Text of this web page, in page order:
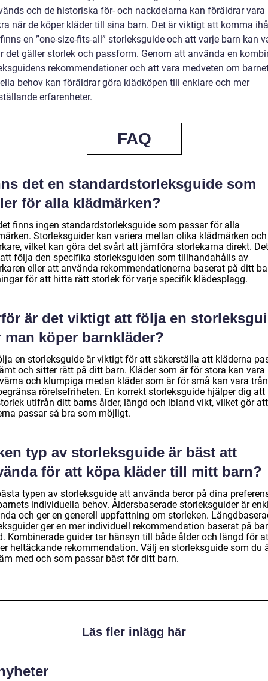
och de historiska för- och nackdelarna kan föräldrar vara
när de köper kläder till sina barn. Det är viktigt att komma
en ”one-size-fits-all” storleksguide och att varje barn kan
det gäller storlek och passform. Genom att använda en
rekommendationer och att vara medveten om
behov kan föräldrar göra klädköpen till enklare och mer
erfarenheter.
FAQ
det en standardstorleksguide som
för alla klädmärken?
finns ingen standardstorleksguide som passar för alla
Storleksguider kan variera mellan olika klädmärken och
vilket kan göra det svårt att jämföra storlekarna direkt.
följa den specifika storleksguiden som tillhandahålls av
eller att använda rekommendationerna baserat på ditt
för att hitta rätt storlek för varje specifik klädesplagg.
är det viktigt att följa en
man köper barnkläder?
en storleksguide är viktigt för att säkerställa att kläderna
och sitter rätt på ditt barn. Kläder som är för stora kan vara
och klumpiga medan kläder som är för små kan vara
rörelsefriheten. En korrekt storleksguide hjälper dig
utifrån ditt barns ålder, längd och ibland vikt, vilket gör att
passar så bra som möjligt.
typ av storleksguide är bäst att
för att köpa kläder till mitt barn?
typen av storleksguide att använda beror på dina
individuella behov. Åldersbaserade storleksguider är
och ger en generell uppfattning om storleken.
ger en mer individuell rekommendation baserat på
Kombinerade guider tar hänsyn till både ålder och längd för
heltäckande rekommendation. Välj en storleksguide som du
med och som passar bäst för ditt barn.
Läs fler inlägg här